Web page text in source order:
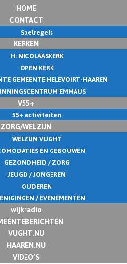
HOME
CONTACT
Spelregels
KERKEN
H. NICOLAASKERK
OPEN KERK
GEMEENTE HELEVOIRT-HAAREN
EMMAUS
V55+
55+ activiteiten
ZORG/WELZIJN
WELZIJN VUGHT
EN GEBOUWEN
GEZONDHEID / ZORG
JEUGD / JONGEREN
OUDEREN
/ EVENEMENTEN
wijkradio
VUGHT.NU
HAAREN.NU
VIDEO’S